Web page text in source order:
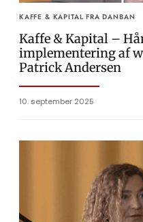
KAFFE & KAPITAL FRA DANBAN
Kaffe & Kapital –
implementering af
Patrick Andersen
10. september 2025